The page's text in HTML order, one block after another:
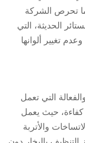
تحرص الشركة
الحديثة، التي
تغيير ألوانها
التي تعمل
كفاءة، حيث يعمل
والأتربة